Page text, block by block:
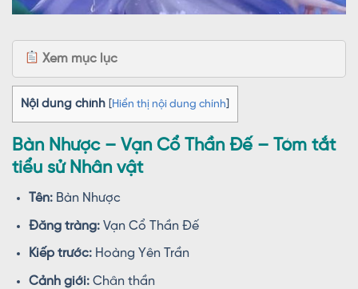
Xem mục lục
Nội dung chính [ Hiển thị nội dung chính]
Bàn Nhược – Vạn Cổ Thần Đế – Tóm tắt
tiểu sử Nhân vật
Tên:Bàn Nhược
Đăng tràng:Vạn Cổ Thần Đế
Kiếp trước:Hoàng Yên Trần
Cảnh giới:Chân thần